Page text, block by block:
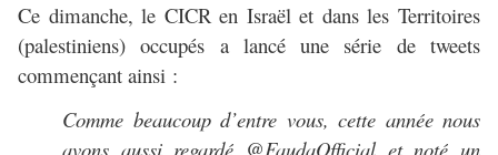
Ce dimanche, le CICR en Israël et dans les Territoires
(palestiniens) occupés a lancé une série de tweets
commençant ainsi :
Comme beaucoup d’entre vous, cette année nous
avons aussi regardé @FaudaOfficial et noté un